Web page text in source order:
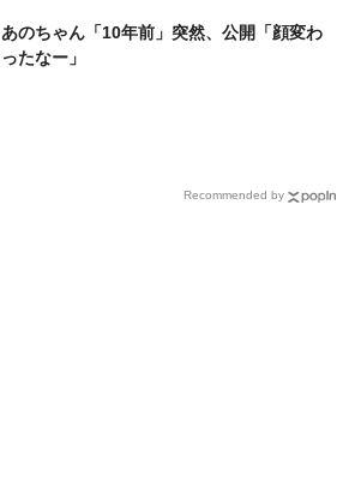
あのちゃん「10年前」突然、公開「顔変わ
ったなー」
Recommended by